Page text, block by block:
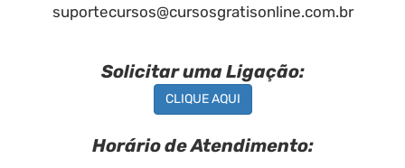
suportecursos@cursosgratisonline.com.br
Solicitar uma Ligação:
CLIQUE AQUI
Horário de Atendimento: